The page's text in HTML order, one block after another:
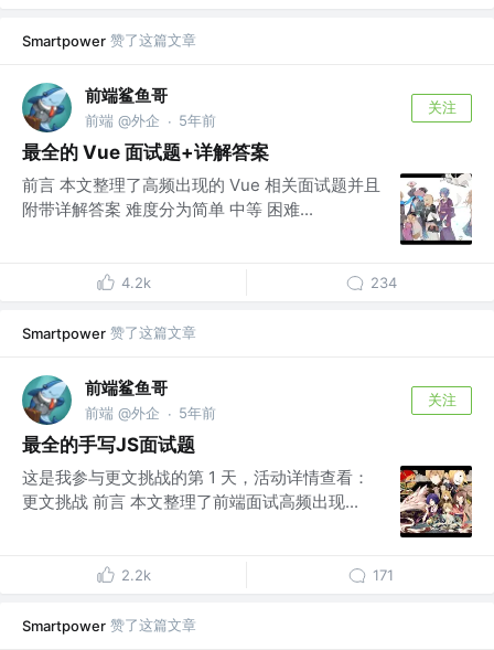
Smartpower 赞了这篇文章
前端鲨鱼哥
前端 @外企 · 5年前
关注
最全的 Vue 面试题+详解答案
前言 本文整理了高频出现的 Vue 相关面试题并且
附带详解答案 难度分为简单 中等 困难...
4.2k 234
Smartpower 赞了这篇文章
前端鲨鱼哥
前端 @外企 · 5年前
关注
最全的手写JS面试题
这是我参与更文挑战的第 1 天，活动详情查看：
更文挑战 前言 本文整理了前端面试高频出现...
2.2k 171
Smartpower 赞了这篇文章